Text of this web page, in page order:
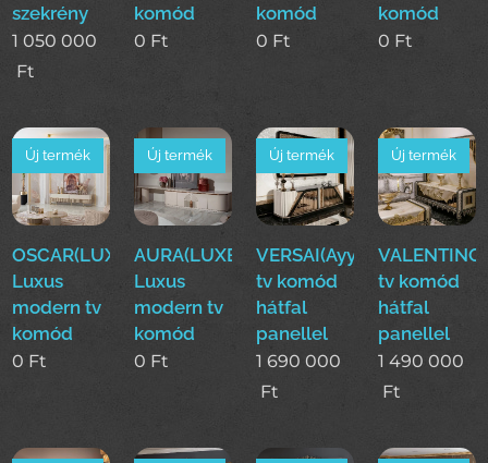
szekrény
1 050 000
Ft
komód
0 Ft
komód
0 Ft
komód
0 Ft
OSCAR(LUXE)
Luxus
modern tv
komód
Új termék
0 Ft
AURA(LUXE)
Luxus
modern tv
komód
Új termék
0 Ft
VERSAI(Ayy)
tv komód
hátfal
panellel
Új termék
1 690 000
Ft
tv komód
hátfal
panellel
Új termék
1 490 000
Ft